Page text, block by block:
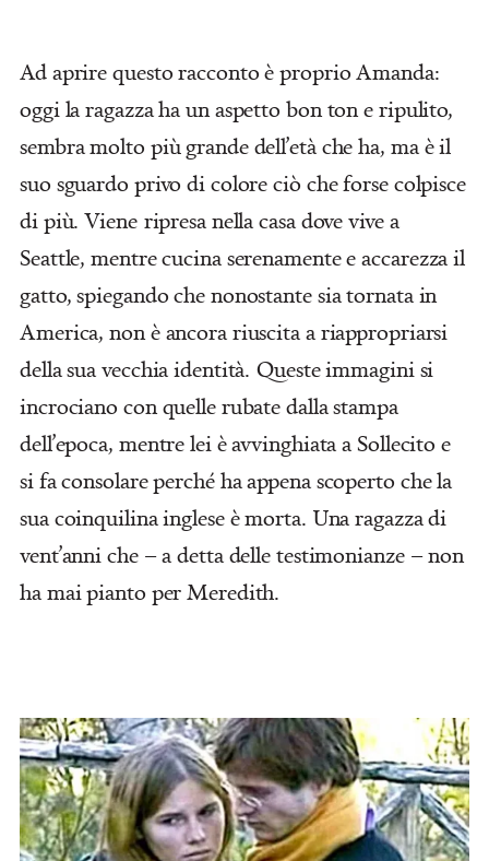
Ad aprire questo racconto è proprio Amanda:
oggi la ragazza ha un aspetto bon ton e ripulito,
sembra molto più grande dell’età che ha, ma è il
suo sguardo privo di colore ciò che forse colpisce
di più. Viene ripresa nella casa dove vive a
Seattle, mentre cucina serenamente e accarezza il
gatto, spiegando che nonostante sia tornata in
America, non è ancora riuscita a riappropriarsi
della sua vecchia identità. Queste immagini si
incrociano con quelle rubate dalla stampa
dell’epoca, mentre lei è avvinghiata a Sollecito e
si fa consolare perché ha appena scoperto che la
sua coinquilina inglese è morta. Una ragazza di
vent’anni che – a detta delle testimonianze – non
ha mai pianto per Meredith.